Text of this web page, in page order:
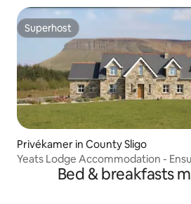
Superhost
Superhost
Privékamer in County Sligo
Yeats Lodge Accommodation -
Bed & breakfasts